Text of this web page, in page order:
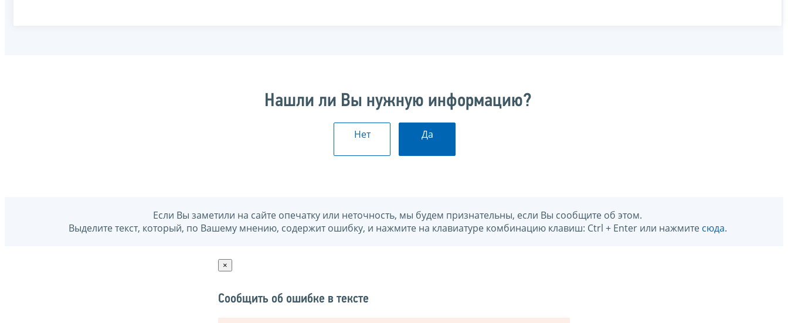
Нашли ли Вы нужную информацию?
Нет Да
Если Вы заметили на сайте опечатку или неточность, мы будем признательны, если Вы сообщите об этом.
Выделите текст, который, по Вашему мнению, содержит ошибку, и нажмите на клавиатуре комбинацию клавиш: Ctrl + Enter или нажмите сюда.
×
Сообщить об ошибке в тексте